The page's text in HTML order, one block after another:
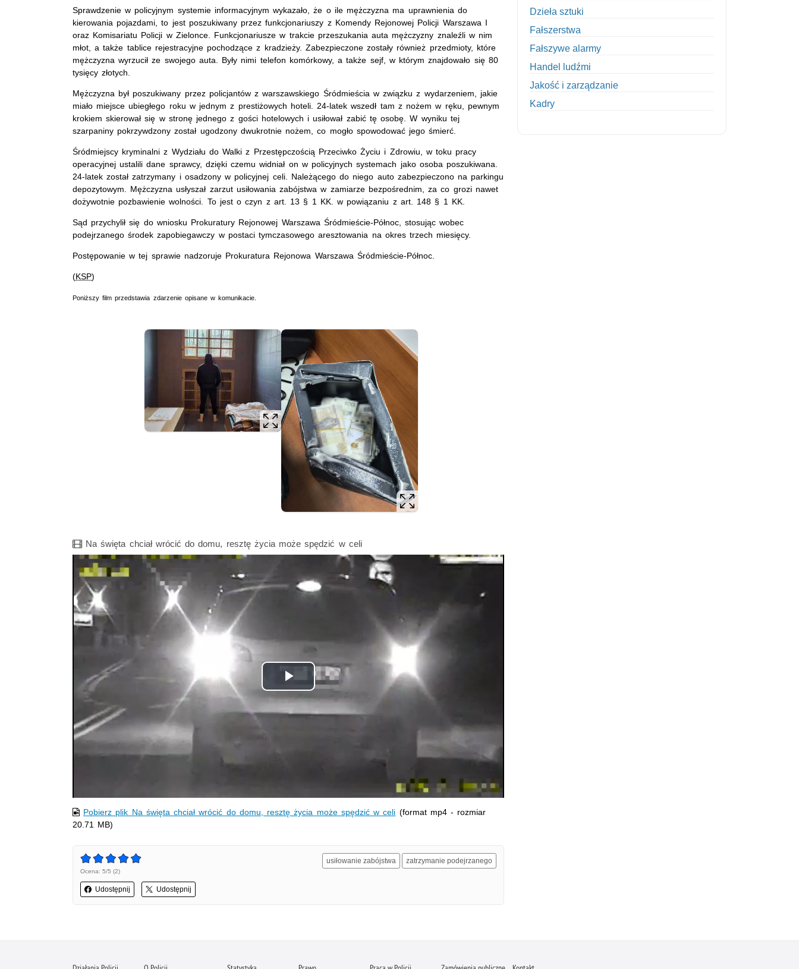
Sprawdzenie w policyjnym systemie informacyjnym wykazało, że o ile mężczyzna ma uprawnienia do
kierowania pojazdami, to jest poszukiwany przez funkcjonariuszy z Komendy Rejonowej Policji Warszawa I
oraz Komisariatu Policji w Zielonce. Funkcjonariusze w trakcie przeszukania auta mężczyzny znaleźli w nim
młot, a także tablice rejestracyjne pochodzące z kradzieży. Zabezpieczone zostały również przedmioty, które
mężczyzna wyrzucił ze swojego auta. Były nimi telefon komórkowy, a także sejf, w którym znajdowało się 80
tysięcy złotych.
Mężczyzna był poszukiwany przez policjantów z warszawskiego Śródmieścia w związku z wydarzeniem, jakie
miało miejsce ubiegłego roku w jednym z prestiżowych hoteli. 24-latek wszedł tam z nożem w ręku, pewnym
krokiem skierował się w stronę jednego z gości hotelowych i usiłował zabić tę osobę. W wyniku tej
szarpaniny pokrzywdzony został ugodzony dwukrotnie nożem, co mogło spowodować jego śmierć.
Śródmiejscy kryminalni z Wydziału do Walki z Przestępczością Przeciwko Życiu i Zdrowiu, w toku pracy
operacyjnej ustalili dane sprawcy, dzięki czemu widniał on w policyjnych systemach jako osoba poszukiwana.
24-latek został zatrzymany i osadzony w policyjnej celi. Należącego do niego auto zabezpieczono na parkingu
depozytowym. Mężczyzna usłyszał zarzut usiłowania zabójstwa w zamiarze bezpośrednim, za co grozi nawet
dożywotnie pozbawienie wolności. To jest o czyn z art. 13 § 1 KK. w powiązaniu z art. 148 § 1 KK.
Sąd przychylił się do wniosku Prokuratury Rejonowej Warszawa Śródmieście-Północ, stosując wobec
podejrzanego środek zapobiegawczy w postaci tymczasowego aresztowania na okres trzech miesięcy.
Postępowanie w tej sprawie nadzoruje Prokuratura Rejonowa Warszawa Śródmieście-Północ.
(KSP)
Poniższy film przedstawia zdarzenie opisane w komunikacie.
Film
Na święta chciał wrócić do domu, resztę życia może spędzić w celi
Odtwórz
wideo
Pobierz plik Na święta chciał wrócić do domu, resztę życia może spędzić w celi (format mp4 - rozmiar
20.71 MB)
Ocena: 5/5 (2)
Udostępnij Udostępnij
usiłowanie zabójstwa zatrzymanie podejrzanego
Dzieła sztuki
Fałszerstwa
Fałszywe alarmy
Handel ludźmi
Jakość i zarządzanie
Kadry